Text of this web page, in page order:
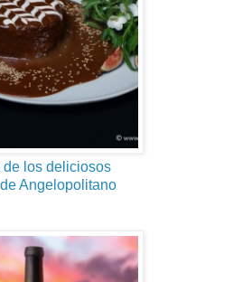
de los deliciosos
Angelopolitano